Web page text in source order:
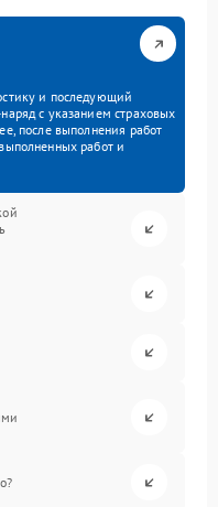
и последующий
с указанием страховых
после выполнения работ
работ и